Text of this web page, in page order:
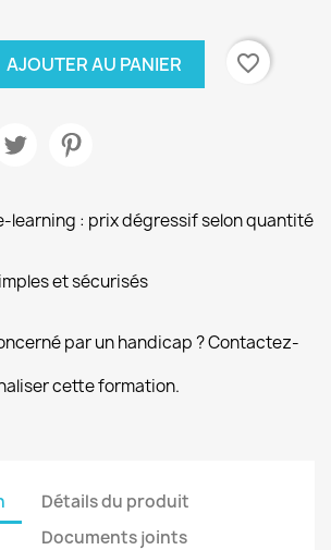
AJOUTER AU PANIER favorite_border
learning : prix dégressif selon quantité
et sécurisés
par un handicap ? Contactez-
cette formation.
Détails du produit
Documents joints